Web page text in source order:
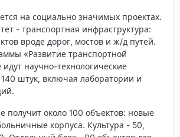
на социально значимых проектах.
- транспортная инфраструктура:
вроде дорог, мостов и ж/д путей.
«Развитие транспортной
научно-технологические
штук, включая лаборатории и
получит около 100 объектов: новые
корпуса. Культура - 50,